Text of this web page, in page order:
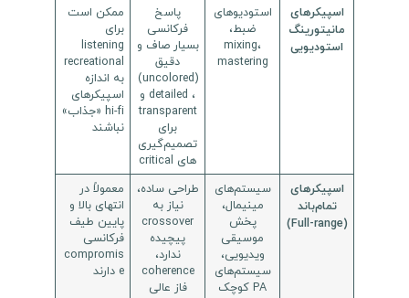
اسپیکرهای
مانیتورینگ
استودیویی
استودیوهای
ضبط،
mixing،
mastering
پاسخ
فرکانسی
بسیار صاف و
دقیق
(uncolored)
، detailed و
transparent
برای
تصمیم‌گیری‌
های critical
ممکن است
برای
listening
recreational
به اندازه
اسپیکرهای
hi-fi «جذاب»
نباشند
اسپیکرهای
تمام‌باند
سیستم‌های
مینیمال،
پخش
موسیقی
ویدیویی،
سیستم‌های
طراحی ساده،
نیاز به
crossover
پیچیده
ندارد،
coherence
فاز عالی
معمولاً در
انتهای بالا و
پایین طیف
فرکانسی
compromis
e دارند